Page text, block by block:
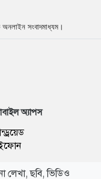
ক্যাম্পাসছাড়া
স্মৃতি জাদুঘর
আহ্বানে বদলে
অনলাইন সংবাদমাধ্যম।
অ্যাপস
ছবি, ভিডিও